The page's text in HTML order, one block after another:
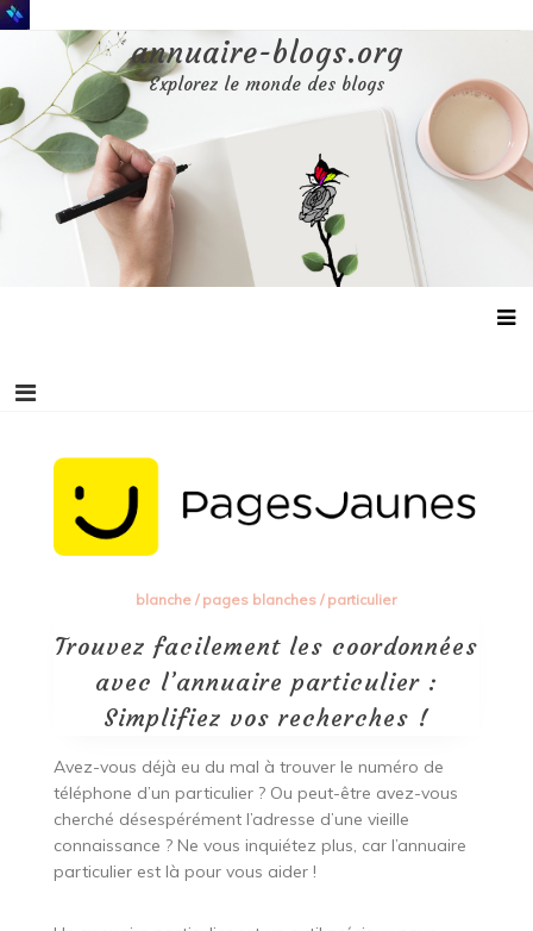
Aller
au
annuaire-blogs.org
Explorez le monde des blogs
blanche / pages blanches / particulier
Trouvez facilement les coordonnées
avec l’annuaire particulier :
Simplifiez vos recherches !
Avez-vous déjà eu du mal à trouver le numéro de
téléphone d’un particulier ? Ou peut-être avez-vous
cherché désespérément l’adresse d’une vieille
connaissance ? Ne vous inquiétez plus, car l’annuaire
particulier est là pour vous aider !